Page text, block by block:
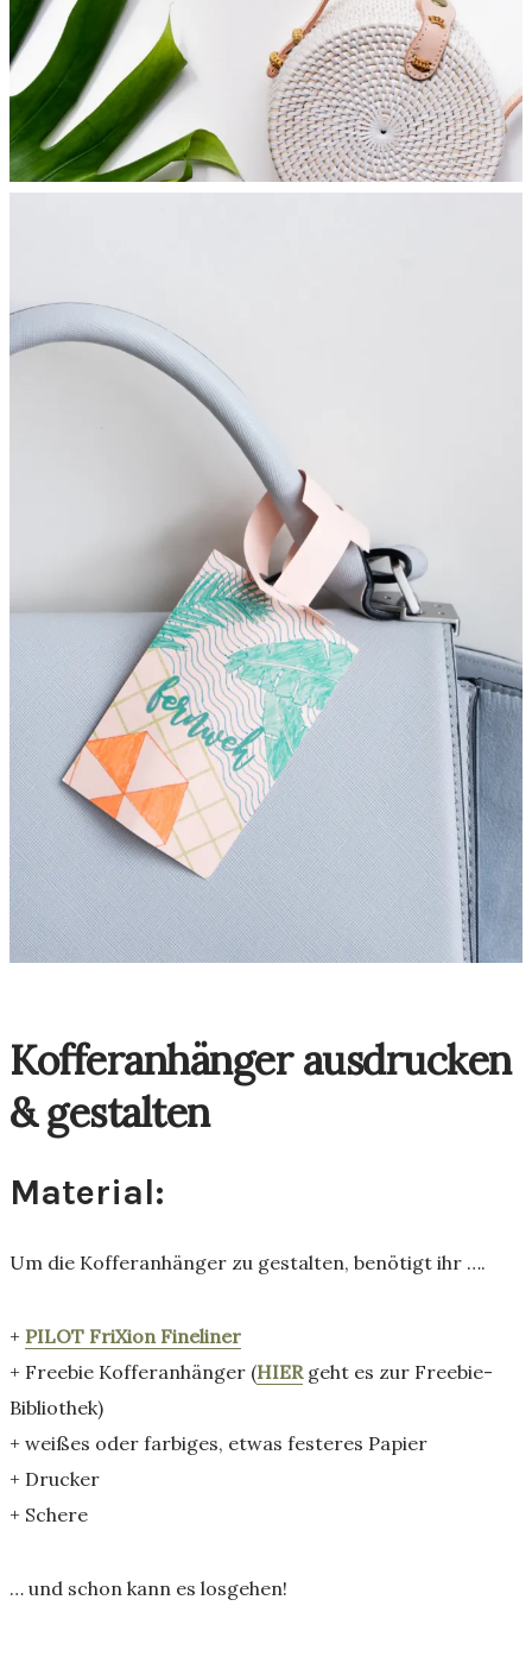
Kofferanhänger ausdrucken
& gestalten
Material:
Um die Kofferanhänger zu gestalten, benötigt ihr ….
+ PILOT FriXion Fineliner
+ Freebie Kofferanhänger (HIERgeht es zur Freebie-
Bibliothek)
+ weißes oder farbiges, etwas festeres Papier
+ Drucker
+ Schere
… und schon kann es losgehen!